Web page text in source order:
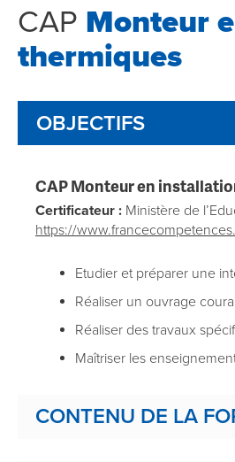
CAP Monteur
thermiques
OBJECTIFS
CAP Monteur en
Certificateur : Ministère de
https://
Etudier et préparer une
Réaliser un ouvrage
Réaliser des travaux
Maîtriser les
CONTENU DE LA